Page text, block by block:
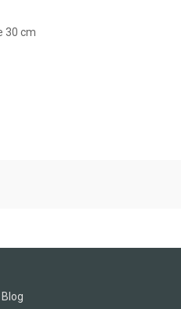
30 cm
Blog